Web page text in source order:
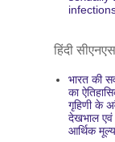
हिंदी सीएनएस
भारत की
का
गृहिणी के
देखभाल
आर्थिक